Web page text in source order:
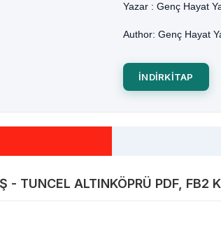
Yazar : Genç Hayat
Author: Genç Hayat
INDIRKITAP
- TUNCEL ALTINKÖPRÜ PDF, FB2